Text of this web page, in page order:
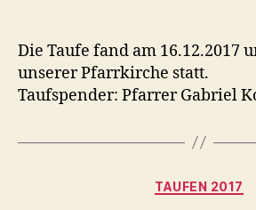
Die Taufe fand am 16.12.2017
unserer Pfarrkirche statt.
Taufspender: Pfarrer Gabriel
TAUFEN 2017